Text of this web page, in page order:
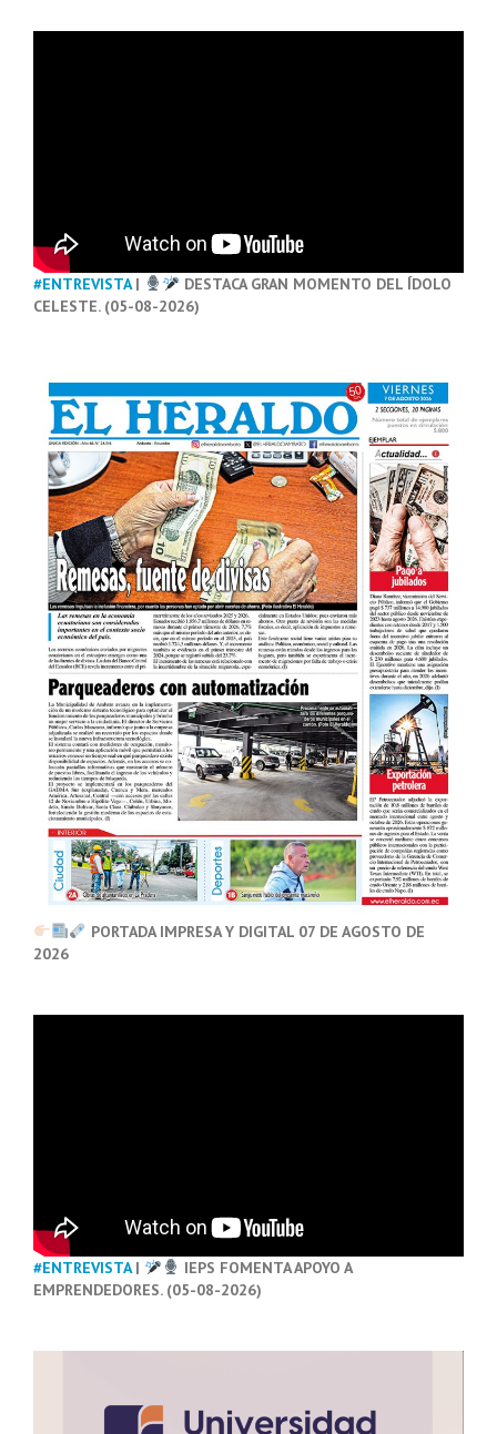
#ENTREVISTA|
DESTACA GRAN MOMENTO DEL ÍDOLO
CELESTE. (05-08-2026)
PORTADA IMPRESA Y DIGITAL 07 DE AGOSTO DE
2026
#ENTREVISTA|
IEPS FOMENTA APOYO A
EMPRENDEDORES. (05-08-2026)